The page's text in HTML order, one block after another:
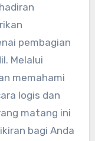
pembagian
Melalui
memahami
logis dan
matang ini
bagi Anda